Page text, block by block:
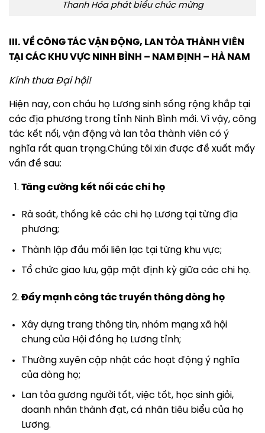
Thanh Hóa phát biểu chúc mừng
III. VỀ CÔNG TÁC VẬN ĐỘNG, LAN TỎA THÀNH VIÊN
TẠI CÁC KHU VỰC NINH BÌNH – NAM ĐỊNH – HÀ NAM
Kính thưa Đại hội!
Hiện nay, con cháu họ Lương sinh sống rộng khắp tại
các địa phương trong tỉnh Ninh Bình mới. Vì vậy, công
tác kết nối, vận động và lan tỏa thành viên có ý
nghĩa rất quan trọng.Chúng tôi xin được đề xuất mấy
vấn đề sau:
Tăng cường kết nối các chi họ
Rà soát, thống kê các chi họ Lương tại từng địa
phương;
Thành lập đầu mối liên lạc tại từng khu vực;
Tổ chức giao lưu, gặp mặt định kỳ giữa các chi họ.
Đẩy mạnh công tác truyền thông dòng họ
Xây dựng trang thông tin, nhóm mạng xã hội
chung của Hội đồng họ Lương tỉnh;
Thường xuyên cập nhật các hoạt động ý nghĩa
của dòng họ;
Lan tỏa gương người tốt, việc tốt, học sinh giỏi,
doanh nhân thành đạt, cá nhân tiêu biểu của họ
Lương.